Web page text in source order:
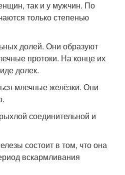
так и у мужчин. По
только степенью
долей. Они образуют
протоки. На конце их
долек.
млечные желёзки. Они
соединительной и
состоит в том, что она
вскармливания